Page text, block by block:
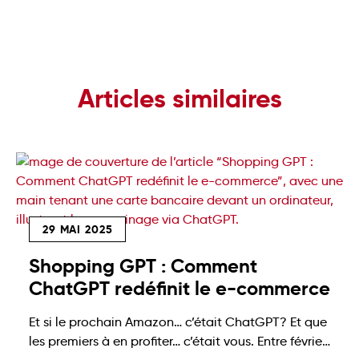
Articles similaires
29 MAI 2025
Shopping GPT : Comment
ChatGPT redéfinit le e-commerce
Et si le prochain Amazon… c’était ChatGPT? Et que
les premiers à en profiter… c’était vous. Entre février